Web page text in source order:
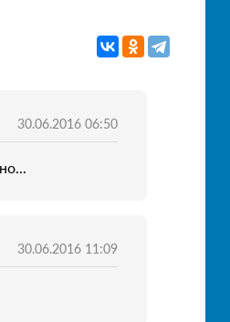
30.06.2016 06:50
30.06.2016 11:09